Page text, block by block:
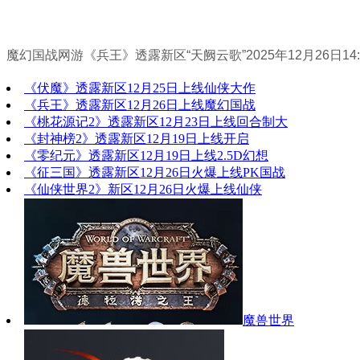
魔幻国战网游《兵王》透露新区“天阙云歌”2025年12月26日
《伏魔》透露新区12月25日上线仙侠大作
《兵王》透露新区12月26日上线魔幻国战
《桃花源记2》透露新区12月23日上线回合制大
《封神榜2》透露新区12月19日上线开启
《零纪元》透露新区12月19日上线2.5D幻想
《征三国》透露新区12月26日火爆上线PK国战
《仙侠世界2》新区12月26日火爆上线仙侠
魔兽世界